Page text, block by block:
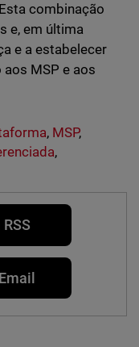
combinação
e, em última
e a estabelecer
MSP e aos
, MSP,
,